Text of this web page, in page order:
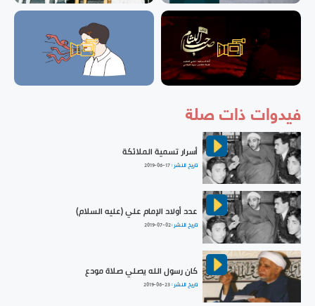
فيدوات ذات صلة
أسرار تسمية الملائكة
تاريخ النشر :2019-06-17
عدد أولاد الإمام علي (عليه السلام)
تاريخ النشر :2019-07-02
كان رسول الله يصلي صلاة مودع
تاريخ النشر :2019-06-23